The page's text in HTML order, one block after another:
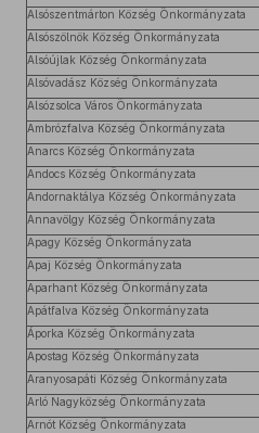
Alsószentmárton Község Önkormányzata
Alsószölnök Község Önkormányzata
Alsóújlak Község Önkormányzata
Alsóvadász Község Önkormányzata
Alsózsolca Város Önkormányzata
Ambrózfalva Község Önkormányzata
Anarcs Község Önkormányzata
Andocs Község Önkormányzata
Andornaktálya Község Önkormányzata
Annavölgy Község Önkormányzata
Apagy Község Önkormányzata
Apaj Község Önkormányzata
Aparhant Község Önkormányzata
Apátfalva Község Önkormányzata
Áporka Község Önkormányzata
Apostag Község Önkormányzata
Aranyosapáti Község Önkormányzata
Arló Nagyközség Önkormányzata
Arnót Község Önkormányzata